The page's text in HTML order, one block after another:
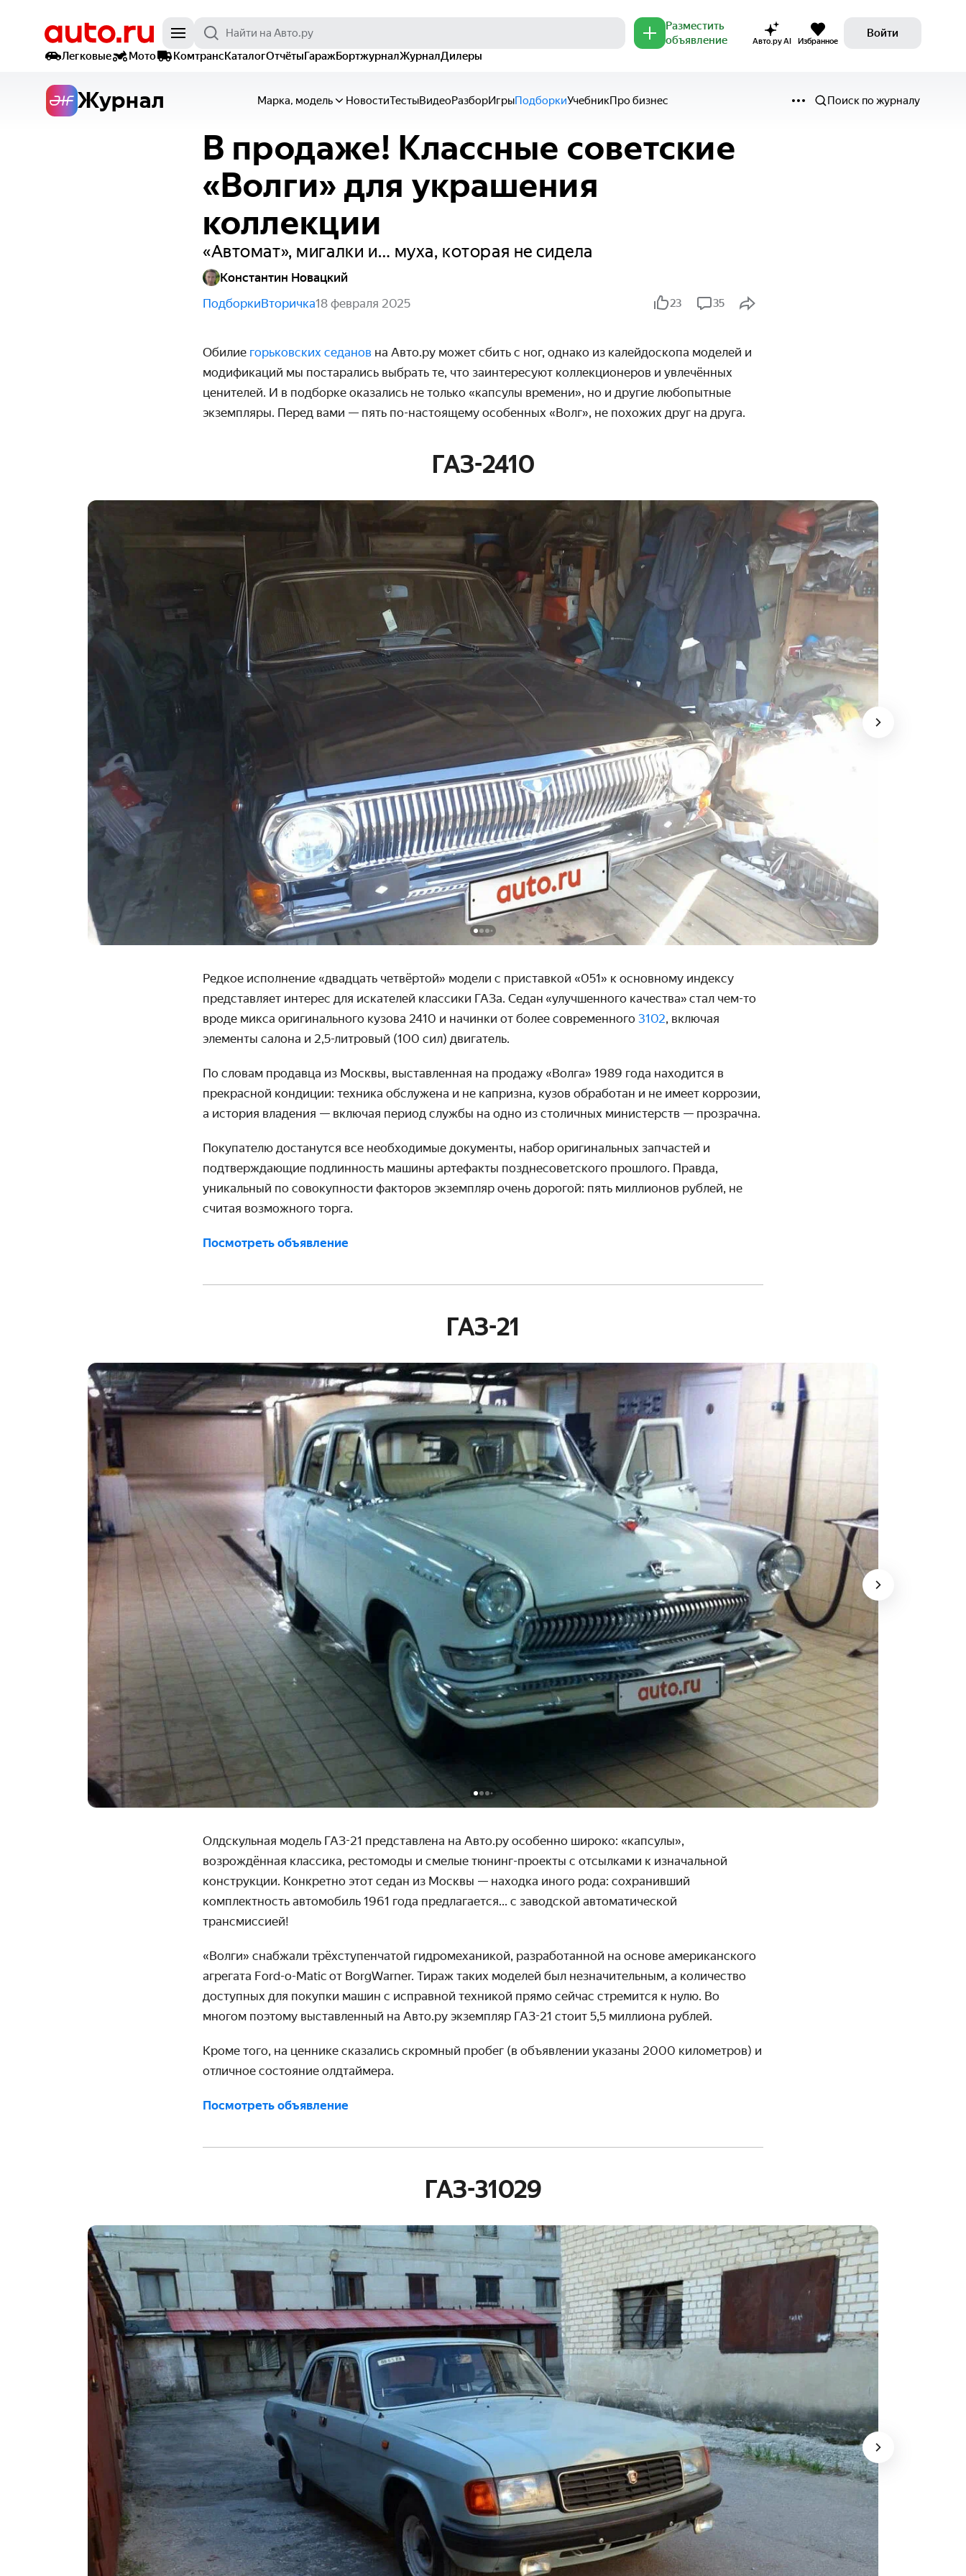
Разместить
объявление
Авто.ру AI Избранное
Войти
Легковые
Мото КомтрансКаталогОтчётыГаражБортжурналЖурналДилеры
Журнал Марка, модель НовостиТестыВидеоРазборИгрыПодборкиУчебникПро бизнес Поиск по журналу
В продаже! Классные советские
«Волги» для украшения
коллекции
«Автомат», мигалки и… муха, которая не сидела
Константин Новацкий
ПодборкиВторичка18 февраля 2025 23 35
Обилие горьковских седанов на Авто.ру может сбить с ног, однако из калейдоскопа моделей и
модификаций мы постарались выбрать те, что заинтересуют коллекционеров и увлечённых
ценителей. И в подборке оказались не только «капсулы времени», но и другие любопытные
экземпляры. Перед вами — пять по-настоящему особенных «Волг», не похожих друг на друга.
ГАЗ-2410
Редкое исполнение «двадцать четвёртой» модели с приставкой «051» к основному индексу
представляет интерес для искателей классики ГАЗа. Седан «улучшенного качества» стал чем-то
вроде микса оригинального кузова 2410 и начинки от более современного 3102, включая
элементы салона и 2,5-литровый (100 сил) двигатель.
По словам продавца из Москвы, выставленная на продажу «Волга» 1989 года находится в
прекрасной кондиции: техника обслужена и не капризна, кузов обработан и не имеет коррозии,
а история владения — включая период службы на одно из столичных министерств — прозрачна.
Покупателю достанутся все необходимые документы, набор оригинальных запчастей и
подтверждающие подлинность машины артефакты позднесоветского прошлого. Правда,
уникальный по совокупности факторов экземпляр очень дорогой: пять миллионов рублей, не
считая возможного торга.
Посмотреть объявление
ГАЗ-21
Олдскульная модель ГАЗ-21 представлена на Авто.ру особенно широко: «капсулы»,
возрождённая классика, рестомоды и смелые тюнинг-проекты с отсылками к изначальной
конструкции. Конкретно этот седан из Москвы — находка иного рода: сохранивший
комплектность автомобиль 1961 года предлагается... с заводской автоматической
трансмиссией!
«Волги» снабжали трёхступенчатой гидромеханикой, разработанной на основе американского
агрегата Ford-o-Matic от BorgWarner. Тираж таких моделей был незначительным, а количество
доступных для покупки машин с исправной техникой прямо сейчас стремится к нулю. Во
многом поэтому выставленный на Авто.ру экземпляр ГАЗ-21 стоит 5,5 миллиона рублей.
Кроме того, на ценнике сказались скромный пробег (в объявлении указаны 2000 километров) и
отличное состояние олдтаймера.
Посмотреть объявление
ГАЗ-31029